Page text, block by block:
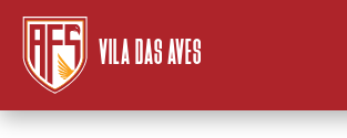
VILA DAS AVES